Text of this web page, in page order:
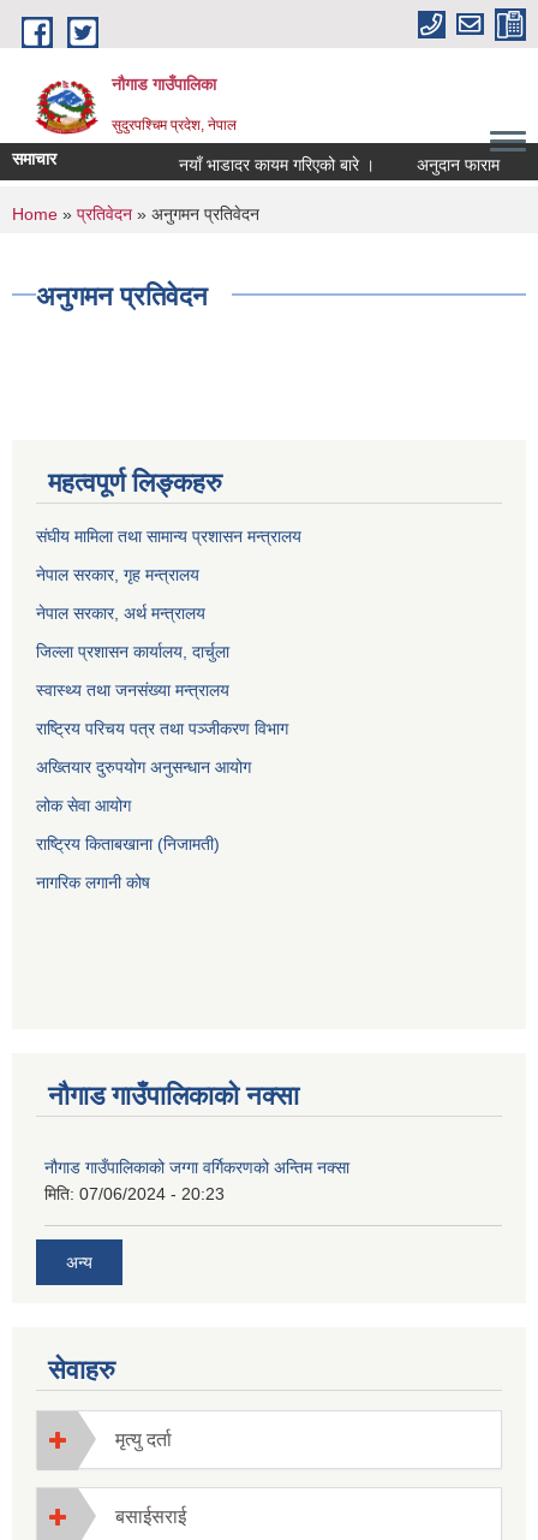
Skip to main content
नौगाड गाउँपालिका
सुदुरपश्चिम प्रदेश, नेपाल
समाचार नयाँ भाडादर कायम गरिएको बारे । अनुदान फाराम
You are here
Home » प्रतिवेदन » अनुगमन प्रतिवेदन
अनुगमन प्रतिवेदन
महत्वपूर्ण लिङ्कहरु
संघीय मामिला तथा सामान्य प्रशासन मन्त्रालय
नेपाल सरकार, गृह मन्त्रालय
नेपाल सरकार, अर्थ मन्त्रालय
जिल्ला प्रशासन कार्यालय, दार्चुला
स्वास्थ्य तथा जनसंख्या मन्त्रालय
राष्ट्रिय परिचय पत्र तथा पञ्जीकरण विभाग
अख्तियार दुरुपयोग अनुसन्धान आयोग
लोक सेवा आयोग
राष्ट्रिय किताबखाना (निजामती)
नागरिक लगानी कोष
नौगाड गाउँपालिकाको नक्सा
नौगाड गाउँपालिकाको जग्गा वर्गिकरणको अन्तिम नक्सा
मिति: 07/06/2024 - 20:23
अन्य
सेवाहरु
मृत्यु दर्ता
बसाईसराई